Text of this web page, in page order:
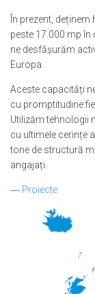
În prezent,
peste 17.000 mp în
ne desfășurăm
Europa.
Aceste capacități
cu promptitudine
Utilizăm tehnologii
cu ultimele cerințe
tone de structură
angajați.
― Proiecte